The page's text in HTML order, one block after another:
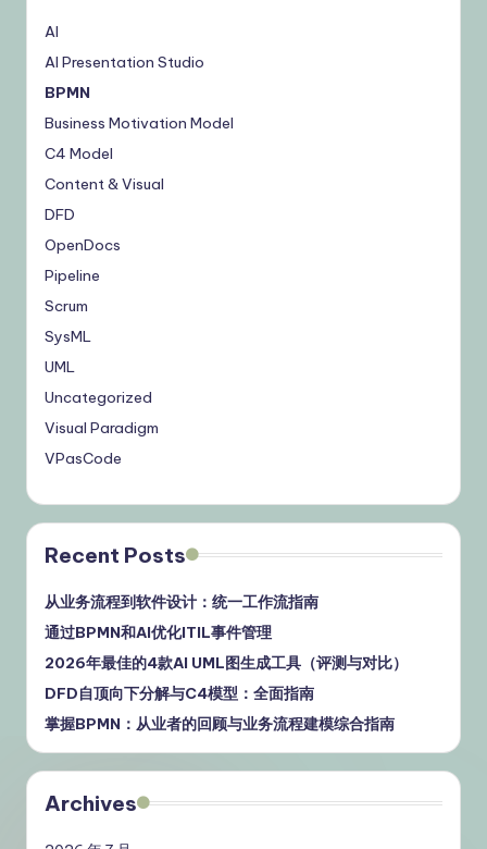
AI
AI Presentation Studio
BPMN
Business Motivation Model
C4 Model
Content & Visual
DFD
OpenDocs
Pipeline
Scrum
SysML
UML
Uncategorized
Visual Paradigm
VPasCode
Recent Posts
从业务流程到软件设计：统一工作流指南
通过BPMN和AI优化ITIL事件管理
2026年最佳的4款AI UML图生成工具（评测与对比）
DFD自顶向下分解与C4模型：全面指南
掌握BPMN：从业者的回顾与业务流程建模综合指南
Archives